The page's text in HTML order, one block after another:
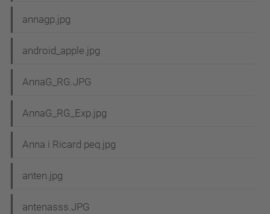
annagp.jpg
android_apple.jpg
AnnaG_RG.JPG
AnnaG_RG_Exp.jpg
Anna i Ricard peq.jpg
anten.jpg
antenasss.JPG